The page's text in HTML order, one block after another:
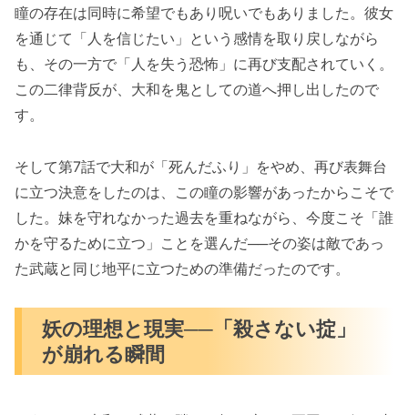
瞳の存在は同時に希望でもあり呪いでもありました。彼女
を通じて「人を信じたい」という感情を取り戻しながら
も、その一方で「人を失う恐怖」に再び支配されていく。
この二律背反が、大和を鬼としての道へ押し出したので
す。
そして第7話で大和が「死んだふり」をやめ、再び表舞台
に立つ決意をしたのは、この瞳の影響があったからこそで
した。妹を守れなかった過去を重ねながら、今度こそ「誰
かを守るために立つ」ことを選んだ──その姿は敵であっ
た武蔵と同じ地平に立つための準備だったのです。
妖の理想と現実──「殺さない掟」
が崩れる瞬間